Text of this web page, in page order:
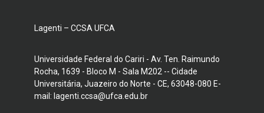
Lagenti – CCSA UFCA
Universidade Federal do Cariri - Av. Ten. Raimundo
Rocha, 1639 - Bloco M - Sala M202 -- Cidade
Universitária, Juazeiro do Norte - CE, 63048-080 E-
mail: lagenti.ccsa@ufca.edu.br